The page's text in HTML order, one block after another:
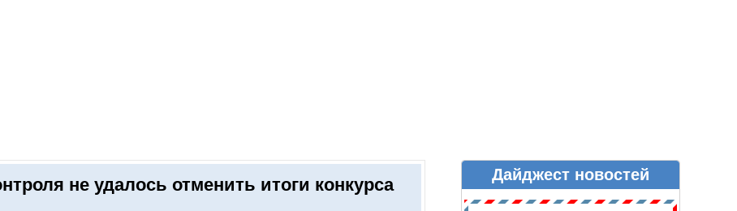
ДАЙДЖЕСТ НОВОСТЕЙ
не удалось отменить итоги конкурса
Дайджест новостей